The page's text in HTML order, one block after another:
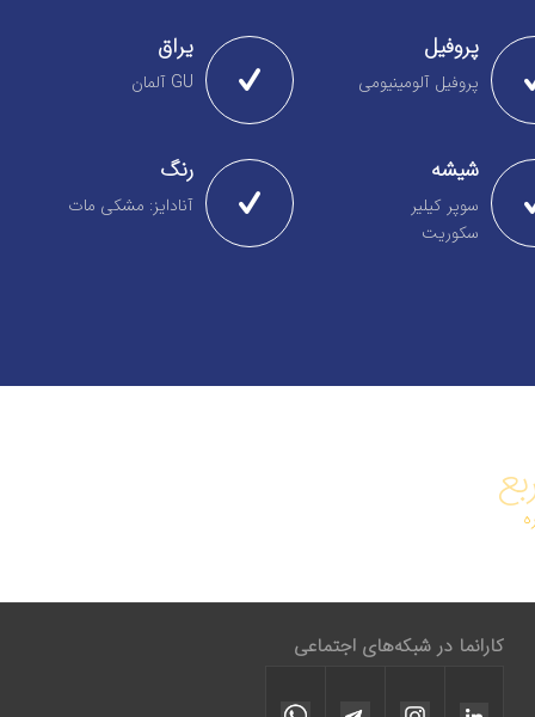
پروفیل
پروفیل آلومینیومی
شیشه
سوپر کیلیر
سکوریت
یراق
GU آلمان
رنگ
آنادایز: مشکی مات
کارانما در شبکه‌های اجتماعی